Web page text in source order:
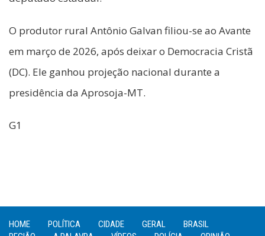
O produtor rural Antônio Galvan filiou-se ao Avante
em março de 2026, após deixar o Democracia Cristã
(DC). Ele ganhou projeção nacional durante a
presidência da Aprosoja-MT.
G1
HOME POLÍTICA CIDADE GERAL
BRASIL